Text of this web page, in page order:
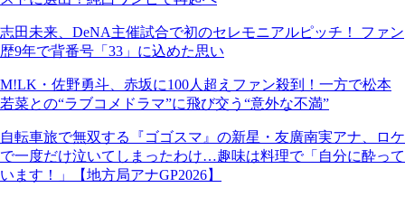
志田未来、DeNA主催試合で初のセレモニアルピッチ！ ファン
歴9年で背番号「33」に込めた思い
M!LK・佐野勇斗、赤坂に100人超えファン殺到！一方で松本
若菜との“ラブコメドラマ”に飛び交う“意外な不満”
自転車旅で無双する『ゴゴスマ』の新星・友廣南実アナ、ロケ
で一度だけ泣いてしまったわけ…趣味は料理で「自分に酔って
います！」【地方局アナGP2026】